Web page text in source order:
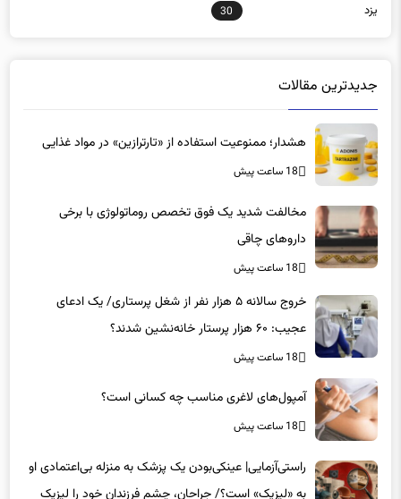
یزد 30
جدیدترین مقالات
هشدار؛ ممنوعیت استفاده از «تارترازین» در مواد غذایی
18 ساعت پیش
مخالفت شدید یک فوق تخصص روماتولوژی با برخی
داروهای چاقی
18 ساعت پیش
خروج سالانه ۵ هزار نفر از شغل پرستاری/ یک ادعای
عجیب: ۶۰ هزار پرستار خانه‌نشین شدند؟
18 ساعت پیش
آمپول‌های لاغری مناسب چه کسانی است؟
18 ساعت پیش
راستی‌آزمایی| عینکی‌بودن یک پزشک به منزله بی‌اعتمادی او
به «لیزیک» است؟/ جراحان، چشم فرزندان خود را لیزیک